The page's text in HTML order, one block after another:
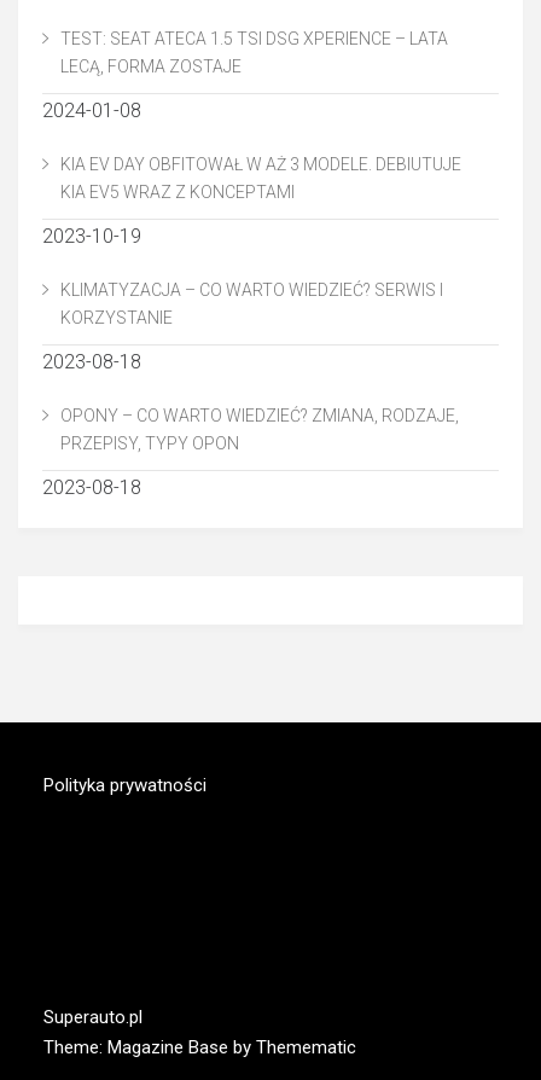
TEST: SEAT ATECA 1.5 TSI DSG XPERIENCE – LATA
LECĄ, FORMA ZOSTAJE
2024-01-08
KIA EV DAY OBFITOWAŁ W AŻ 3 MODELE. DEBIUTUJE
KIA EV5 WRAZ Z KONCEPTAMI
2023-10-19
KLIMATYZACJA – CO WARTO WIEDZIEĆ? SERWIS I
KORZYSTANIE
2023-08-18
OPONY – CO WARTO WIEDZIEĆ? ZMIANA, RODZAJE,
PRZEPISY, TYPY OPON
2023-08-18
Polityka prywatności
Superauto.pl
Theme: Magazine Base by Themematic